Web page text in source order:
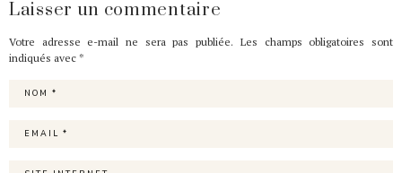
Laisser un commentaire
Votre adresse e-mail ne sera pas publiée. Les champs obligatoires sont
indiqués avec *